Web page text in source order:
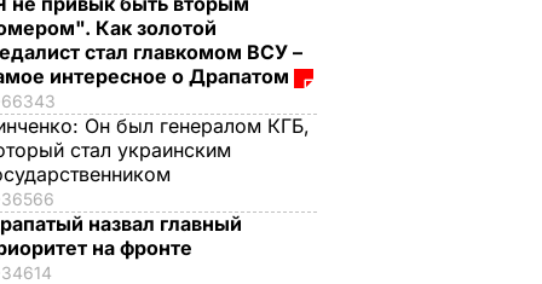
Как золотой
стал главкомом ВСУ –
интересное о Драпатом
66343
Он был генералом КГБ,
стал украинским
36566
назвал главный
на фронте
34614